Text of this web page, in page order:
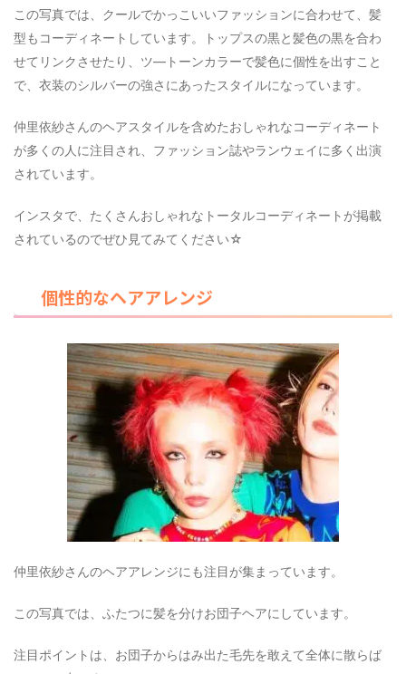
この写真では、クールでかっこいいファッションに合わせて、髪
型もコーディネートしています。トップスの黒と髪色の黒を合わ
せてリンクさせたり、ツ―トーンカラーで髪色に個性を出すこと
で、衣装のシルバーの強さにあったスタイルになっています。
仲里依紗さんのヘアスタイルを含めたおしゃれなコーディネート
が多くの人に注目され、ファッション誌やランウェイに多く出演
されています。
インスタで、たくさんおしゃれなトータルコーディネートが掲載
されているのでぜひ見てみてください☆
個性的なヘアアレンジ
仲里依紗さんのヘアアレンジにも注目が集まっています。
この写真では、ふたつに髪を分けお団子ヘアにしています。
注目ポイントは、お団子からはみ出た毛先を敢えて全体に散らば